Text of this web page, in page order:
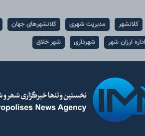
کلانشهر مدیریت شهری کلانشهرهای جهان
اداره ارزان شهر شهرداری شهر خلاق